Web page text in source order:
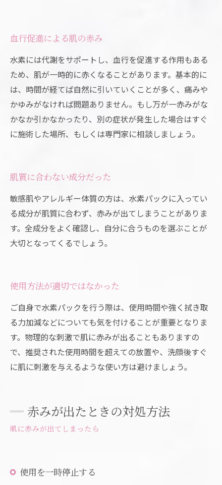
血行促進による肌の赤み
水素には代謝をサポートし、血行を促進する作用もある
ため、肌が一時的に赤くなることがあります。基本的に
は、時間が経てば自然に引いていくことが多く、痛みや
かゆみがなければ問題ありません。もし万が一赤みがな
かなか引かなかったり、別の症状が発生した場合はすぐ
に施術した場所、もしくは専門家に相談しましょう。
肌質に合わない成分だった
敏感肌やアレルギー体質の方は、水素パックに入ってい
る成分が肌質に合わず、赤みが出てしまうことがありま
す。全成分をよく確認し、自分に合うものを選ぶことが
大切となってくるでしょう。
使用方法が適切ではなかった
ご自身で水素パックを行う際は、使用時間や強く拭き取
る力加減などについても気を付けることが重要となりま
す。物理的な刺激で肌に赤みが出ることもありますの
で、推奨された使用時間を超えての放置や、洗顔後すぐ
に肌に刺激を与えるような使い方は避けましょう。
赤みが出たときの対処方法
肌に赤みが出てしまったら
使用を一時停止する